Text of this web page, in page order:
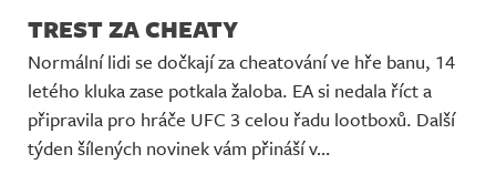
TREST ZA CHEATY
Normální lidi se dočkají za cheatování ve hře banu, 14
letého kluka zase potkala žaloba. EA si nedala říct a
připravila pro hráče UFC 3 celou řadu lootboxů. Další
týden šílených novinek vám přináší v…